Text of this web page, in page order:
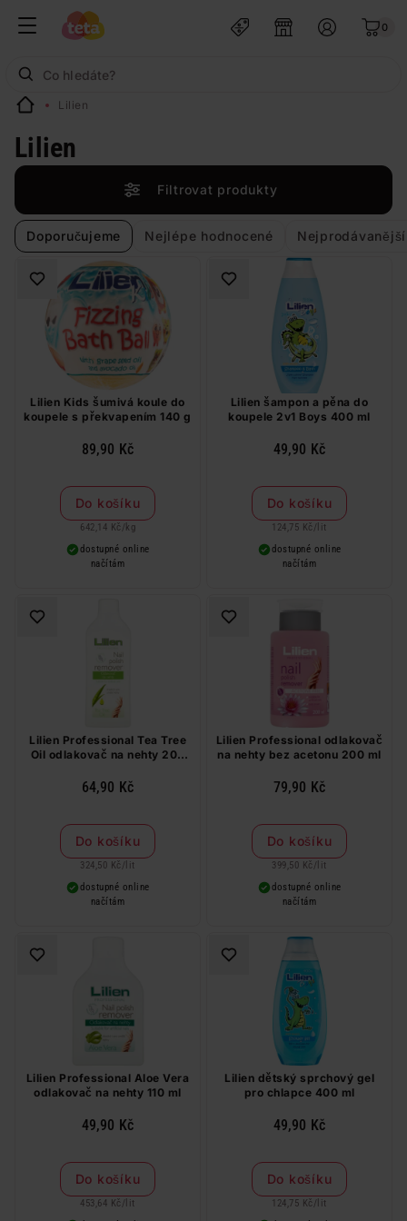
0
Lilien
Lilien
Filtrovat produkty
Doporučujeme Nejlépe hodnocené Nejprodávanější
Lilien Kids šumivá koule do
koupele s překvapením 140 g
89,90 Kč
Do košíku
642,14 Kč / kg
dostupné online
načítám
Lilien šampon a pěna do
koupele 2v1 Boys 400 ml
49,90 Kč
Do košíku
124,75 Kč / lit
dostupné online
načítám
Lilien Professional Tea Tree
Oil odlakovač na nehty 200
64,90 Kč
Do košíku
324,50 Kč / lit
dostupné online
načítám
Lilien Professional odlakovač
na nehty bez acetonu 200 ml
79,90 Kč
Do košíku
399,50 Kč / lit
dostupné online
načítám
Lilien Professional Aloe Vera
odlakovač na nehty 110 ml
49,90 Kč
Do košíku
453,64 Kč / lit
Lilien dětský sprchový gel
pro chlapce 400 ml
49,90 Kč
Do košíku
124,75 Kč / lit